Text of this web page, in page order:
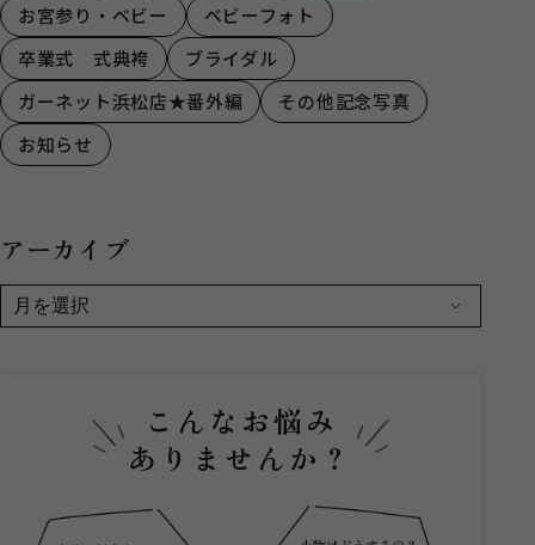
お宮参り・ベビー
ベビーフォト
卒業式 式典袴
ブライダル
ガーネット浜松店★番外編
その他記念写真
お知らせ
アーカイブ
こんなお悩み
ありませんか？